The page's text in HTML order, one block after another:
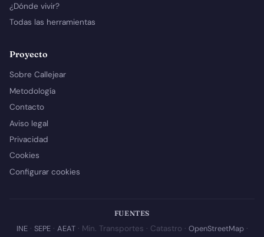
¿Dónde vivir?
Todas las herramientas
Proyecto
Sobre Callejear
Metodología
Contacto
Aviso legal
Privacidad
Cookies
Configurar cookies
FUENTES
INE· SEPE· AEAT· Min. Transportes · Catastro · OpenStreetMap·